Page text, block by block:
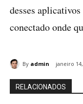
desses
conectado onde
By admin janeiro
RELACIONADOS